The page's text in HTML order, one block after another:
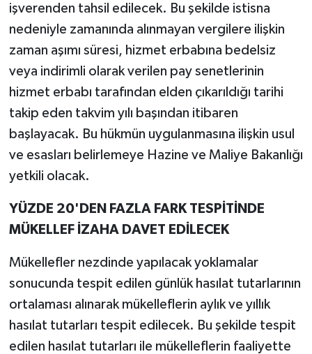
işverenden tahsil edilecek. Bu şekilde istisna
nedeniyle zamanında alınmayan vergilere ilişkin
zaman aşımı süresi, hizmet erbabına bedelsiz
veya indirimli olarak verilen pay senetlerinin
hizmet erbabı tarafından elden çıkarıldığı tarihi
takip eden takvim yılı başından itibaren
başlayacak. Bu hükmün uygulanmasına ilişkin usul
ve esasları belirlemeye Hazine ve Maliye Bakanlığı
yetkili olacak.
YÜZDE 20'DEN FAZLA FARK TESPİTİNDE
MÜKELLEF İZAHA DAVET EDİLECEK
Mükellefler nezdinde yapılacak yoklamalar
sonucunda tespit edilen günlük hasılat tutarlarının
ortalaması alınarak mükelleflerin aylık ve yıllık
hasılat tutarları tespit edilecek. Bu şekilde tespit
edilen hasılat tutarları ile mükelleflerin faaliyette